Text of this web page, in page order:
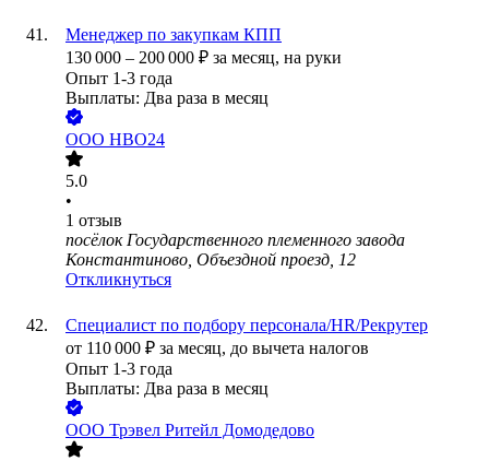
Менеджер по закупкам КПП
130 000 – 200 000 ₽ за месяц, на руки
Опыт 1-3 года
Выплаты: Два раза в месяц
ООО НВО24
5.0
•
1 отзыв
посёлок Государственного племенного завода
Константиново, Объездной проезд, 12
Откликнуться
Специалист по подбору персонала/HR/Рекрутер
от 110 000 ₽ за месяц, до вычета налогов
Опыт 1-3 года
Выплаты: Два раза в месяц
ООО Трэвел Ритейл Домодедово